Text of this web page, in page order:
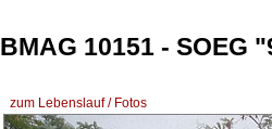
BMAG 10151 - SOEG
zum Lebenslauf / Fotos